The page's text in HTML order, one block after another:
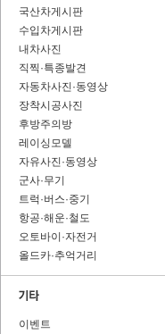
국산차게시판
수입차게시판
내차사진
직찍·특종발견
자동차사진·동영상
장착시공사진
후방주의방
레이싱모델
자유사진·동영상
군사·무기
트럭·버스·중기
항공·해운·철도
오토바이·자전거
올드카·추억거리
이벤트